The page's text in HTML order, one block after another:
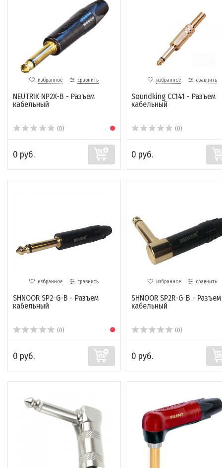
избранное сравнить
NEUTRIK NP2X-B - Разъем
кабельный
(0)
0 руб.
избранное сравнить
Soundking CC141 - Разъем
кабельный
(0)
0 руб.
избранное сравнить
SHNOOR SP2-G-B - Разъем
кабельный
(0)
0 руб.
избранное сравнить
SHNOOR SP2R-G-B - Разъем
кабельный
(0)
0 руб.